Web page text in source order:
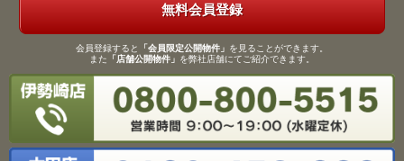
無料会員登録
会員登録すると 「会員限定公開物件」 を見ることができます。
また 「店舗公開物件」 を弊社店舗にてご紹介できます。